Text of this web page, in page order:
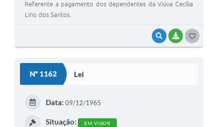
VISUALIZAR
BAIXAR
Referente a pagamento dos dependentes da Viúva Cecília
Lino dos Santos.
Nº 1162 Lei
Data: 09/12/1965
Situação: EM VIGOR